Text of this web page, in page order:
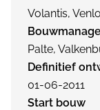
Volantis, Venlo
Palte,
Definitief
01-06-2011
Start bouw